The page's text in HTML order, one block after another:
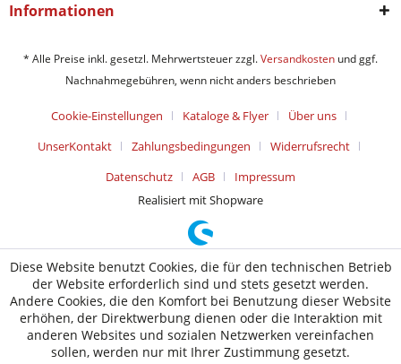
Informationen
* Alle Preise inkl. gesetzl. Mehrwertsteuer zzgl.Versandkosten und ggf.
Nachnahmegebühren, wenn nicht anders beschrieben
Cookie-Einstellungen Kataloge & Flyer
Über uns
UnserKontakt
Zahlungsbedingungen
Widerrufsrecht
Datenschutz
AGB
Impressum
Realisiert mit Shopware
Diese Website benutzt Cookies, die für den technischen Betrieb
der Website erforderlich sind und stets gesetzt werden.
Andere Cookies, die den Komfort bei Benutzung dieser Website
erhöhen, der Direktwerbung dienen oder die Interaktion mit
anderen Websites und sozialen Netzwerken vereinfachen
sollen, werden nur mit Ihrer Zustimmung gesetzt.